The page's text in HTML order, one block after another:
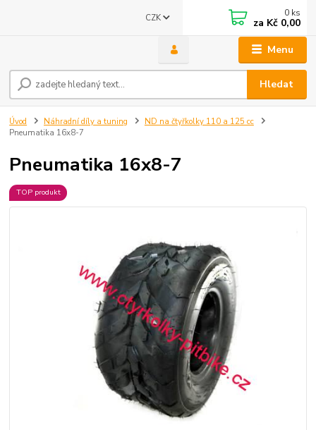
Menu
CZK
Hledat
0 ks
za Kč 0,00
Úvod Náhradní díly a tuning
ND na čtyřkolky 110 a 125 cc
Pneumatika 16x8-7
Pneumatika 16x8-7
TOP produkt